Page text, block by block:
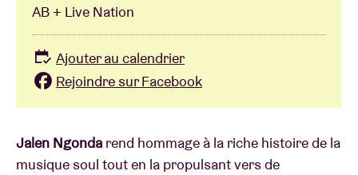
Jalen Ngondarend hommage à la riche histoire de la
musique soul tout en la propulsant vers de
AB + Live Nation
Ajouter au calendrier
Rejoindre sur Facebook